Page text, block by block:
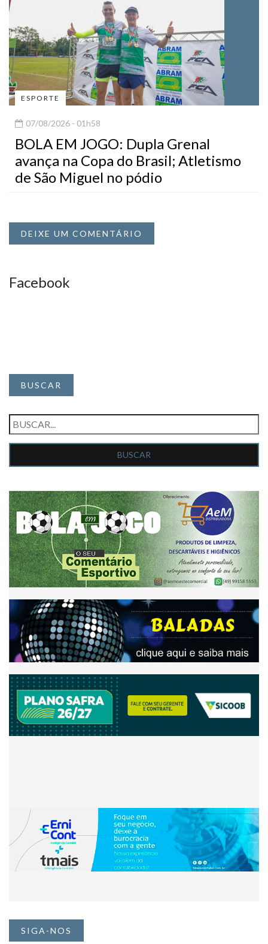
ESPORTE
07/08/2026 - 01h58
BOLA EM JOGO: Dupla Grenal
avança na Copa do Brasil; Atletismo
de São Miguel no pódio
DEIXE UM COMENTÁRIO
Facebook
BUSCAR
SIGA-NOS